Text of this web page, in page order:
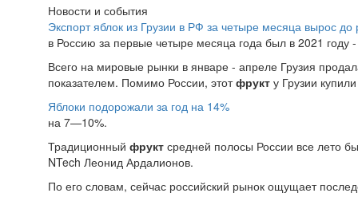
Новости и события
Экспорт яблок из Грузии в РФ за четыре месяца вырос
в Россию за первые четыре месяца года был в 2021 году
Всего на мировые рынки в январе - апреле Грузия
показателем. Помимо России, этотфрукт у Грузии
Яблоки подорожали за год на 14%
на 7—10%.
Традиционный фрукт средней полосы России все лето
NTech Леонид Ардалионов.
По его словам, сейчас российский рынок ощущает